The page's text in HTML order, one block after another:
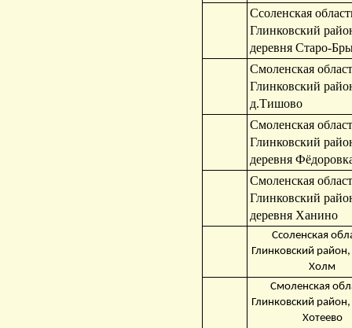
Ссоленская
Глинковский
деревня Старо-
Смоленская
Глинковский
д.Тишово
Смоленская
Глинковский
деревня
Смоленская
Глинковский
деревня Ханино
Ссоленская
Глинковский
Холм
Смоленская
Глинковский
Хотеево